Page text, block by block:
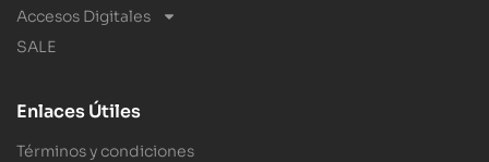
Accesos Digitales
SALE
Enlaces Útiles
Términos y condiciones